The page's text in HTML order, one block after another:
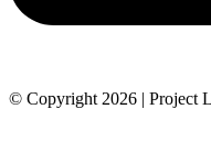
© Copyright 2026 | Project